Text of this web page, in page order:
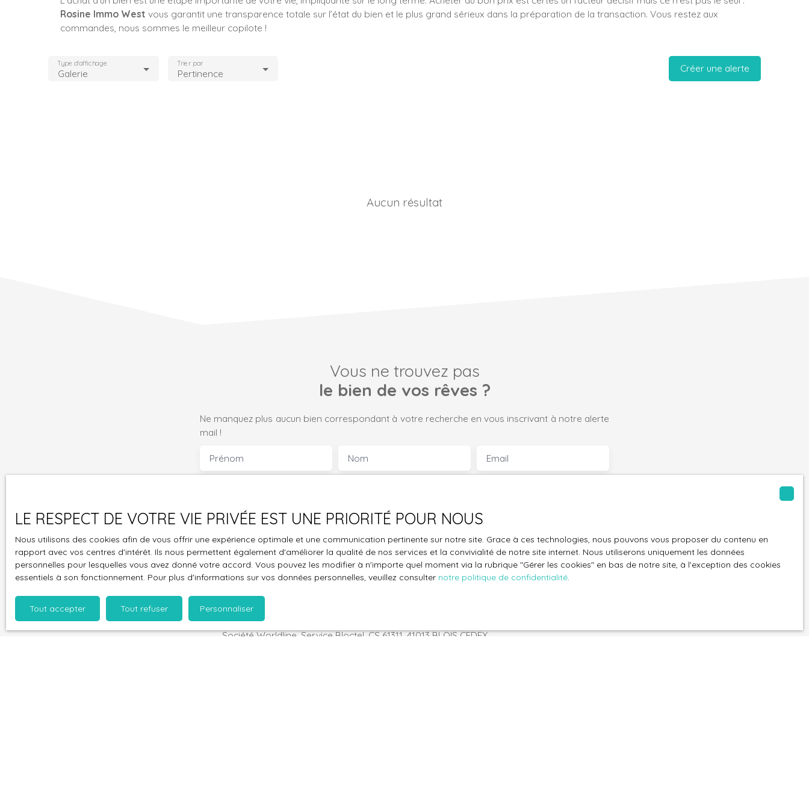
Rosine Immo West vous garantit une transparence totale sur l’état du bien et le plus grand sérieux dans la préparation de la transaction. Vous restez aux
commandes, nous sommes le meilleur copilote !
Galerie
Type d'affichage
Pertinence
Trier par Créer une alerte
Aucun résultat
Vous ne trouvez pas
le bien de vos rêves ?
Ne manquez plus aucun bien correspondant à votre recherche en vous inscrivant à notre alerte
mail !
Prénom Nom Email
Budget max (€) Surface min (m²)
J'accepte le traitement de mes données personnelles conformément au RGPD. Si vous ne
souhaitez pas faire l'objet de prospection commerciale par voie téléphonique, vous
pouvez vous inscrire gratuitement sur la liste d'opposition au démarchage téléphonique,
prévu par l'article L223-1 du code de la consommation, sur le site Internet
www.bloctel.gouv.fr ou par courrier adressé à :
Société Worldline, Service Bloctel, CS 61311, 41013 BLOIS CEDEX.
LE RESPECT DE VOTRE VIE PRIVÉE EST UNE PRIORITÉ POUR NOUS
Nous utilisons des cookies afin de vous offrir une expérience optimale et une communication pertinente sur notre site. Grace à ces technologies, nous pouvons vous proposer du contenu en
rapport avec vos centres d'intérêt. Ils nous permettent également d'améliorer la qualité de nos services et la convivialité de notre site internet. Nous utiliserons uniquement les données
personnelles pour lesquelles vous avez donné votre accord. Vous pouvez les modifier à n'importe quel moment via la rubrique ″Gérer les cookies″ en bas de notre site, à l'exception des cookies
essentiels à son fonctionnement. Pour plus d'informations sur vos données personnelles, veuillez consulter notre politique de confidentialité.
Tout accepter Tout refuser Personnaliser